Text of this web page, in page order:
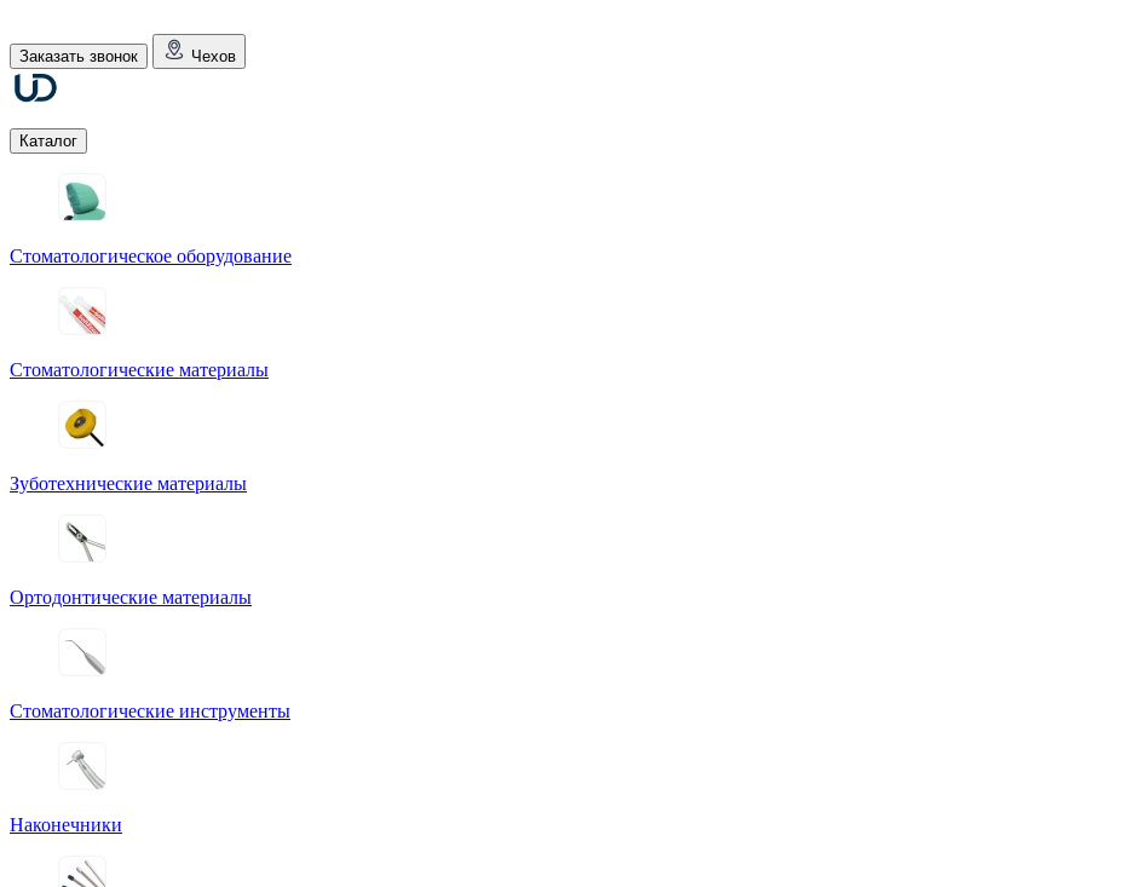
Заказать звонок Чехов
Каталог
Стоматологическое оборудование
Стоматологические материалы
Зуботехнические материалы
Ортодонтические материалы
Стоматологические инструменты
Наконечники